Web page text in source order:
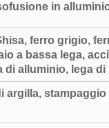
in
ferro grigio,
a bassa lega,
di alluminio, lega
argilla,